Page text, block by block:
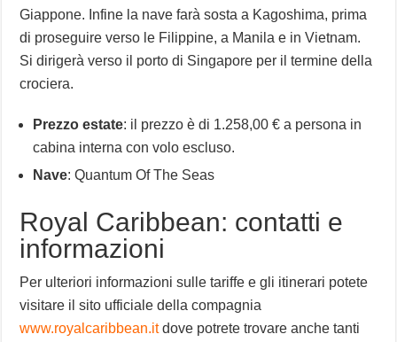
Giappone. Infine la nave farà sosta a Kagoshima, prima
di proseguire verso le Filippine, a Manila e in Vietnam.
Si dirigerà verso il porto di Singapore per il termine della
crociera.
Prezzo estate: il prezzo è di 1.258,00 € a persona in
cabina interna con volo escluso.
Nave: Quantum Of The Seas
Royal Caribbean: contatti e
informazioni
Per ulteriori informazioni sulle tariffe e gli itinerari potete
visitare il sito ufficiale della compagnia
www.royalcaribbean.itdove potrete trovare anche tanti